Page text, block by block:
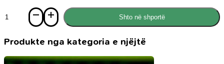
Parfum
MAN,
ml
Shto në shportë
Produkte nga kategoria e njëjtë